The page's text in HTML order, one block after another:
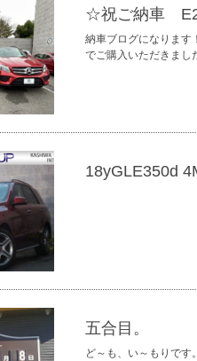
☆祝ご納車
納車ブログになりま
でご購入いただきまし
18yGLE350d
五合目。
ど～も、い～もりで